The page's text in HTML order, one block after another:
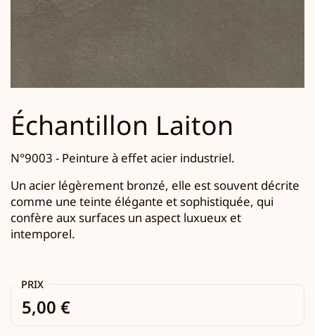
Échantillon Laiton
N°9003 - Peinture à effet acier industriel.
Un acier légèrement bronzé, elle est souvent décrite
comme une teinte élégante et sophistiquée, qui
confère aux surfaces un aspect luxueux et
intemporel.
PRIX
5,00 €